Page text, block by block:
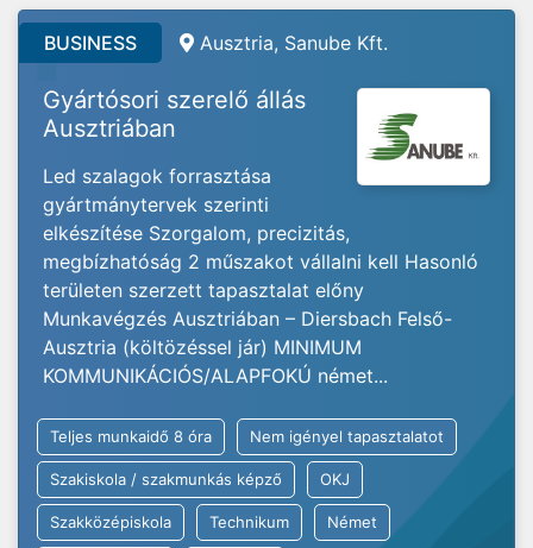
BUSINESS Ausztria, Sanube Kft.
Gyártósori szerelő állás
Ausztriában
Led szalagok forrasztása
gyártmánytervek szerinti
elkészítése Szorgalom, precizitás,
megbízhatóság 2 műszakot vállalni kell Hasonló
területen szerzett tapasztalat előny
Munkavégzés Ausztriában – Diersbach Felső-
Ausztria (költözéssel jár) MINIMUM
KOMMUNIKÁCIÓS/ALAPFOKÚ német...
Teljes munkaidő 8 óra Nem igényel tapasztalatot
Szakiskola / szakmunkás képző OKJ
Szakközépiskola Technikum Német